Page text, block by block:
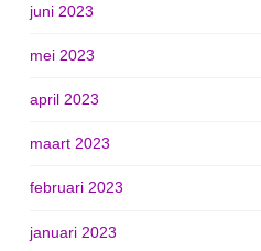
juni 2023
mei 2023
april 2023
maart 2023
februari 2023
januari 2023